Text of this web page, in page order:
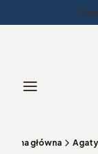
Menu
Strona główna